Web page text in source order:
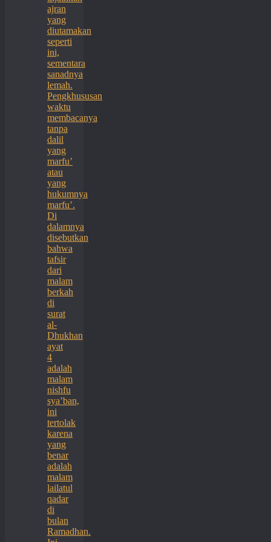
ajran
yang
diutamakan
seperti
ini,
sementara
sanadnya
lemah.
Pengkhususan
waktu
membacanya
tanpa
dalil
yang
marfu’
atau
yang
hukumnya
marfu’.
Di
dalamnya
disebutkan
bahwa
tafsir
dari
malam
berkah
di
surat
al-
Dhukhan
ayat
4
adalah
malam
nishfu
sya’ban,
ini
tertolak
karena
yang
benar
adalah
malam
lailatul
qadar
di
bulan
Ramadhan.